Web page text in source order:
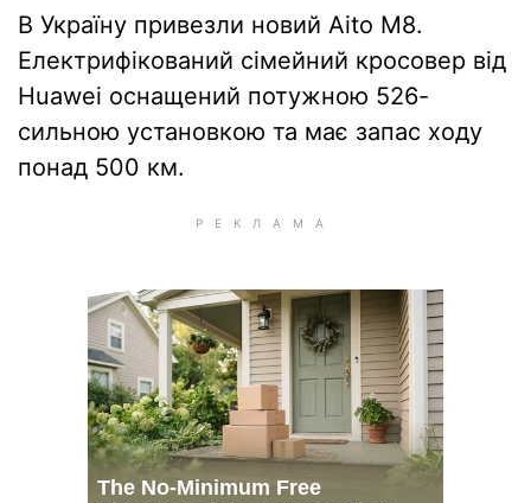
В Україну привезли новий Aito M8.
Електрифікований сімейний кросовер від
Huawei оснащений потужною 526-
сильною установкою та має запас ходу
понад 500 км.